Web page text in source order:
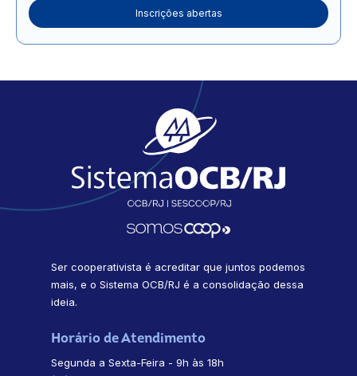
Inscrições abertas
Ser cooperativista é acreditar que juntos podemos
mais, e o Sistema OCB/RJ é a consolidação dessa
ideia.
Horário de Atendimento
Segunda a Sexta-Feira - 9h às 18h